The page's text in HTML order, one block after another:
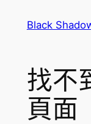
Black
找不
頁面